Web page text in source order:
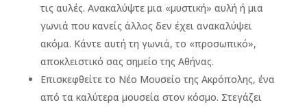
τις αυλές. Ανακαλύψτε μια «μυστική» αυλή ή μια
γωνιά που κανείς άλλος δεν έχει ανακαλύψει
ακόμα. Κάντε αυτή τη γωνιά, το «προσωπικό»,
αποκλειστικό σας σημείο της Αθήνας.
Επισκεφθείτε το Νέο Μουσείο της Ακρόπολης, ένα
από τα καλύτερα μουσεία στον κόσμο. Στεγάζει